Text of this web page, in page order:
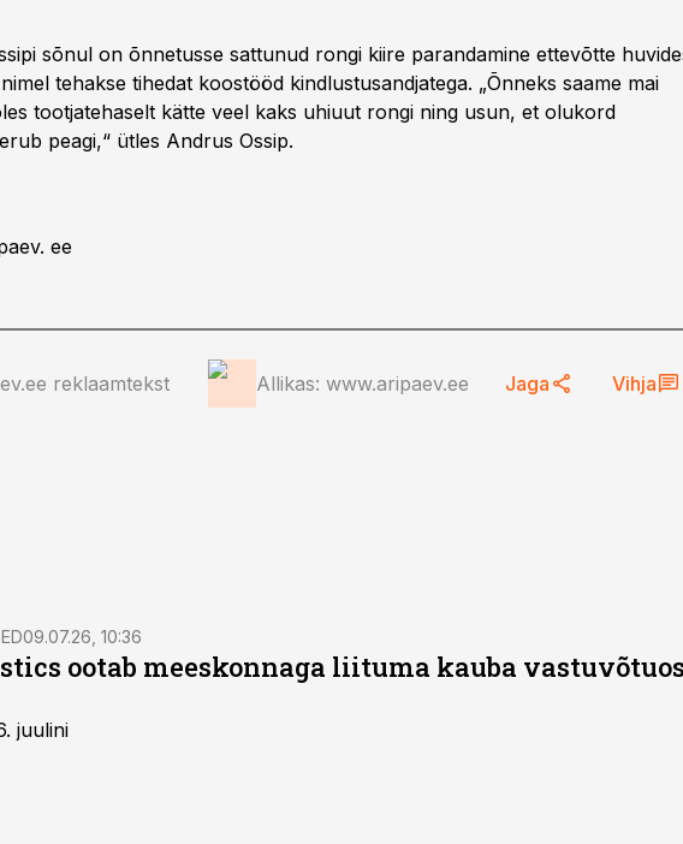
sõnul on õnnetusse sattunud rongi kiire parandamine ettevõtte
tehakse tihedat koostööd kindlustusandjatega. „Õnneks saame mai
tootjatehaselt kätte veel kaks uhiuut rongi ning usun, et olukord
peagi,“ ütles Andrus Ossip.
ee
reklaamtekst Allikas: www.aripaev.ee Jaga Vihja
09.07.26, 10:36
ootab meeskonnaga liituma kauba
juulini